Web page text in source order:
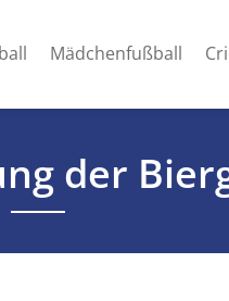
Mädchenfußball
der